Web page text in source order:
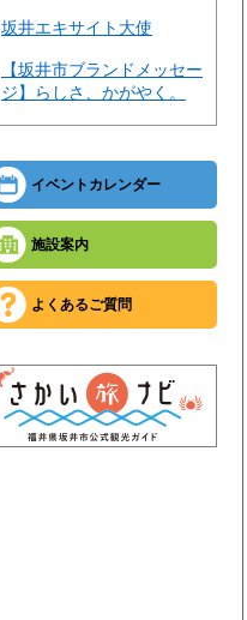
坂井エキサイト大使
【坂井市ブランドメッセー
ジ】らしさ、かがやく。
イベントカレンダー
施設案内
よくあるご質問